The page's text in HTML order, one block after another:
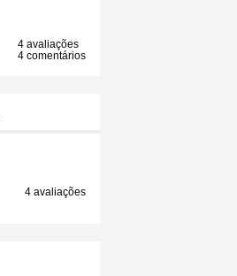
4 avaliações
4 comentários
4 avaliações